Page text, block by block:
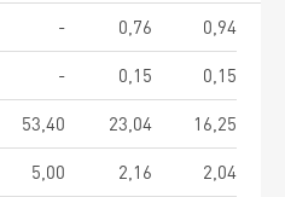
- 0,76
0,94
- 0,15
0,15
53,40 23,04
16,25
5,00 2,16
2,04